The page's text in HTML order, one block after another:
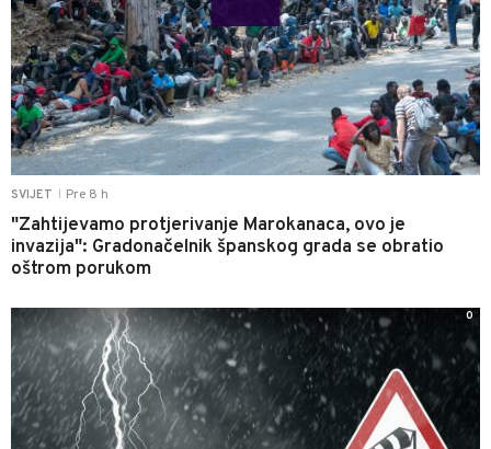
SVIJET Pre 8 h
"Zahtijevamo protjerivanje Marokanaca, ovo je
invazija": Gradonačelnik španskog grada se obratio
oštrom porukom
0